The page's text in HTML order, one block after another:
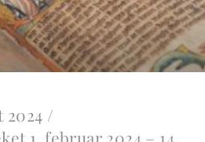
2024 /
1. februar 2024 – 14.